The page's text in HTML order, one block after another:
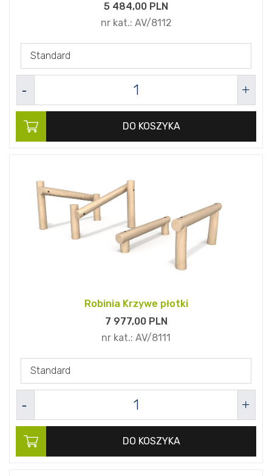
5 484,00 PLN
nr kat.: AV/8112
Standard
DO KOSZYKA
Robinia Krzywe płotki
7 977,00PLN
nr kat.: AV/8111
Standard
DO KOSZYKA